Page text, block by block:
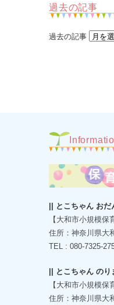
過去の記事
過去の記事
|| とこちゃん おだ
【大和市小規模保
住所：神奈川県大
TEL : 080-7325-
|| とこちゃん のり
【大和市小規模保
住所：神奈川県大